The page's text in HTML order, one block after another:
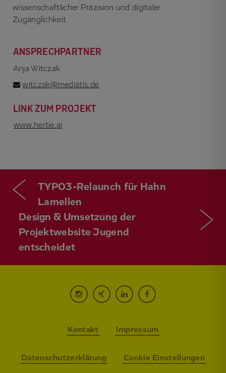
wissenschaftlicher Präzision und digitaler
Zugänglichkeit.
ANSPRECHPARTNER
Anja Witczak
witczak@mediatis.de
LINK ZUM PROJEKT
www.hertie.ai
TYPO3-Relaunch für Hahn
Lamellen
Design & Umsetzung der
Projektwebsite Jugend
entscheidet
Kontakt Impressum
Datenschutzerklärung Cookie Einstellungen